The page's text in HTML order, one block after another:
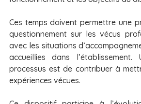
Ces temps doivent permettre une
questionnement sur les vécus
avec les situations
accueillies dans
processus est de contribuer à
expériences vécues.